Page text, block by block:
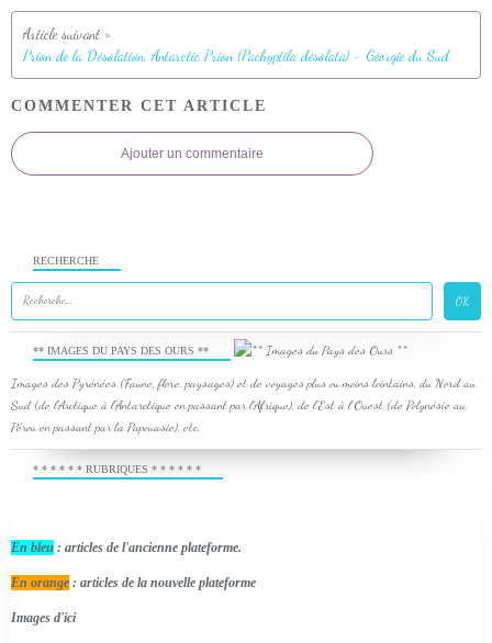
Prion de la Désolation, Antarctic Prion (Pachyptila desolata) - Géorgie du Sud
COMMENTER CET ARTICLE
Ajouter un commentaire
RECHERCHE
** IMAGES DU PAYS DES OURS **
Images des Pyrénées (Faune, flore, paysages) et de voyages plus ou moins lointains, du Nord au
Sud (de l'Arctique à l'Antarctique en passant par l'Afrique), de l'Est à l'Ouest (de Polynésie au
Pérou en passant par la Papouasie), etc.
* * * * * * RUBRIQUES * * * * * *
En bleu : articles de l'ancienne plateforme.
En orange : articles de la nouvelle plateforme
Images d'ici